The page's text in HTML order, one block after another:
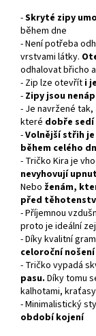
-Skryté zipy
během dne
- Není potřeba
vrstvami látky.
odhalovat břicho
- Zip lze otevřít i
- Zipy jsou
- Je navržené
které dobře sedí
-Volnější střih
během celého
- Tričko Kira je
nevyhovují
Nebo ženám,
před
- Příjemnou
proto je ideální
- Díky kvalitní
celoroční
- Tričko vypadá
pasu. Díky tomu
kalhotami,
- Minimalistický
období kojení